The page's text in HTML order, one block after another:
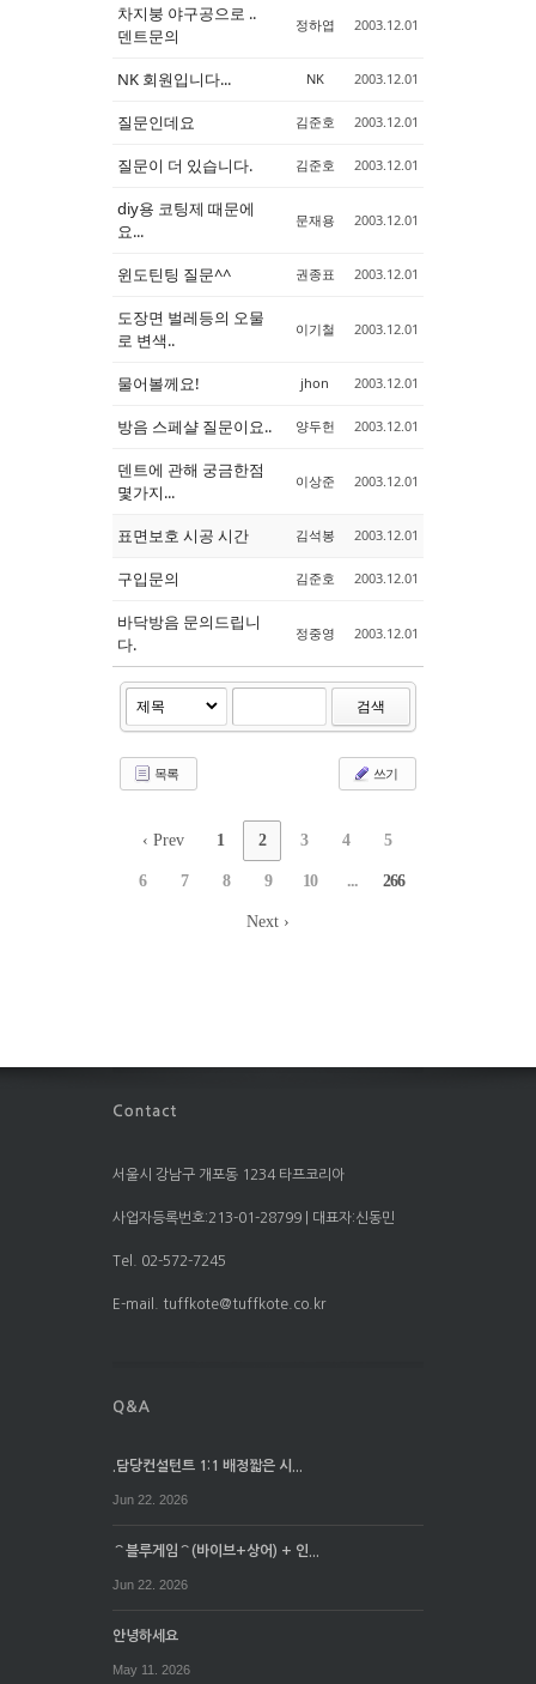
차지붕 야구공으로 ..
덴트문의
정하엽 2003.12.01
NK 회원입니다... NK 2003.12.01
질문인데요 김준호 2003.12.01
질문이 더 있습니다. 김준호 2003.12.01
diy용 코팅제 때문에
요...
문재용 2003.12.01
윈도틴팅 질문^^ 권종표 2003.12.01
도장면 벌레등의 오물
로 변색..
이기철 2003.12.01
물어볼께요! jhon 2003.12.01
방음 스페샬 질문이요.. 양두헌 2003.12.01
덴트에 관해 궁금한점
몇가지...
이상준 2003.12.01
표면보호 시공 시간 김석봉 2003.12.01
구입문의 김준호 2003.12.01
바닥방음 문의드립니
다.
정중영 2003.12.01
검색
목록 쓰기
‹ Prev 1 2 3 4 5
6 7 8 9 10 ... 266
Next ›
서울시 강남구 개포동 1234 타프코리아
사업자등록번호:213-01-28799 | 대표자:신동민
Tel. 02-572-7245
E-mail. tuffkote@tuffkote.co.kr
.담당컨설턴트 1:1 배정짧은 시...
Jun 22. 2026
⌒블루게임⌒(바이브+상어) + 인...
Jun 22. 2026
안녕하세요
May 11. 2026